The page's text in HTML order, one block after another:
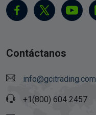
Contáctanos
info@gcitrading.com
+1(800) 604 2457